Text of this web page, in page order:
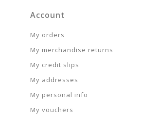
Account
My orders
My merchandise returns
My credit slips
My addresses
My personal info
My vouchers